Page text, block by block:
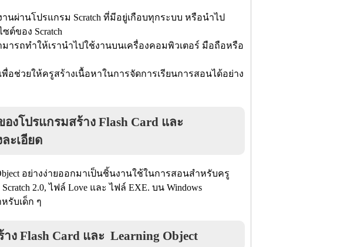
านผ่านโปรแกรม Scratch ที่มีอยู่เกือบทุกระบบ หรือนำไป
ต์ของ Scratch
มารถทำให้เรานำไปใช้งานบนเครื่องคอมพิวเตอร์ มือถือหรือ
พื่อช่วยให้ครูสร้างเนื้อหาในการจัดการเรียนการสอนได้อย่าง
โปรแกรมสร้าง Flash Card และ
ะเอียด
อย่างง่ายออกมาเป็นชิ้นงานใช้ในการสอนสำหรับครู
2.0, ไฟล์ Love และ ไฟล์ EXE. บน Windows
รับเด็ก ๆ
ง Flash Card และ Learning Object